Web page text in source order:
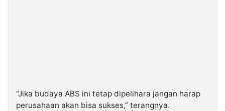
“Jika budaya ABS ini tetap dipelihara jangan harap
perusahaan akan bisa sukses,” terangnya.